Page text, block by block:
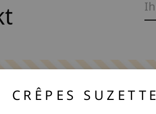
CRÊPES SUZETTE